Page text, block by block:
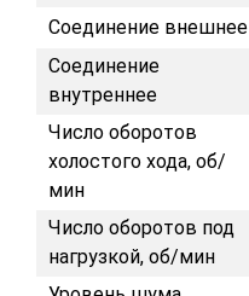
Соединение внешнее
Соединение
внутреннее
Число оборотов
холостого хода, об/
мин
Число оборотов под
нагрузкой, об/мин